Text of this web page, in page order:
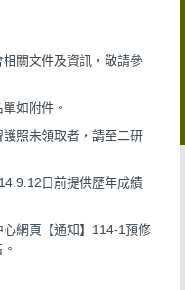
關文件及資訊，敬請參
如附件。
照未領取者，請至二研
日前提供歷年成績
網頁【通知】114-1預修